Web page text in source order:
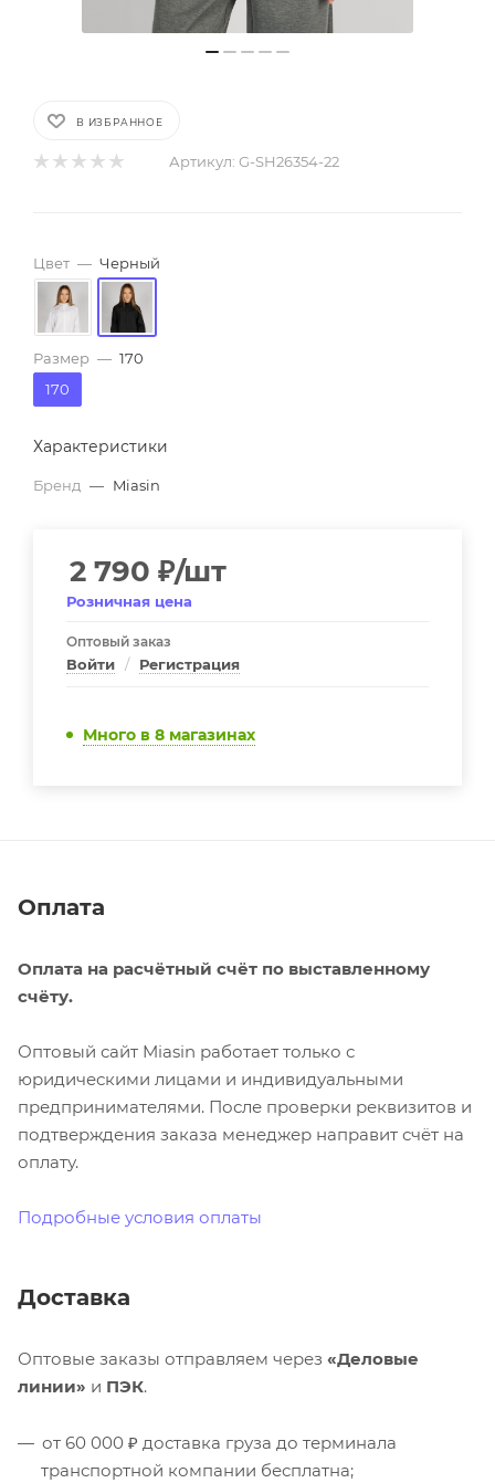
В ИЗБРАННОЕ
Артикул: G-SH26354-22
Цвет — Черный
Размер — 170
170
Характеристики
Бренд — Miasin
2 790 ₽/шт
Розничная цена
Оптовый заказ
Войти / Регистрация
Много в 8 магазинах
Оплата
Оплата на расчётный счёт по выставленному
счёту.
Оптовый сайт Miasin работает только с
юридическими лицами и индивидуальными
предпринимателями. После проверки реквизитов и
подтверждения заказа менеджер направит счёт на
оплату.
Подробные условия оплаты
Доставка
Оптовые заказы отправляем через «Деловые
линии» и ПЭК.
от 60 000 ₽ доставка груза до терминала
транспортной компании бесплатна;